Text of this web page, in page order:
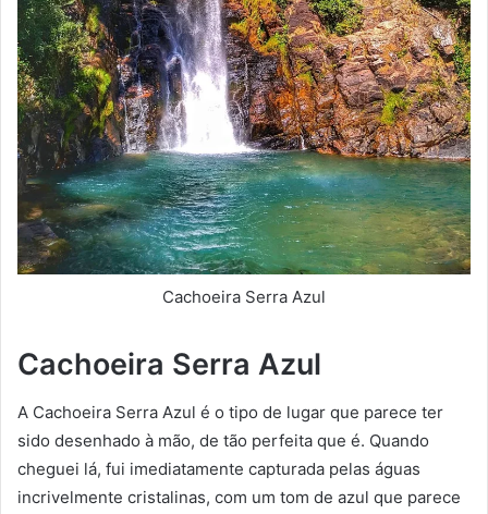
Cachoeira Serra Azul
Cachoeira Serra Azul
A Cachoeira Serra Azul é o tipo de lugar que parece ter
sido desenhado à mão, de tão perfeita que é. Quando
cheguei lá, fui imediatamente capturada pelas águas
incrivelmente cristalinas, com um tom de azul que parece